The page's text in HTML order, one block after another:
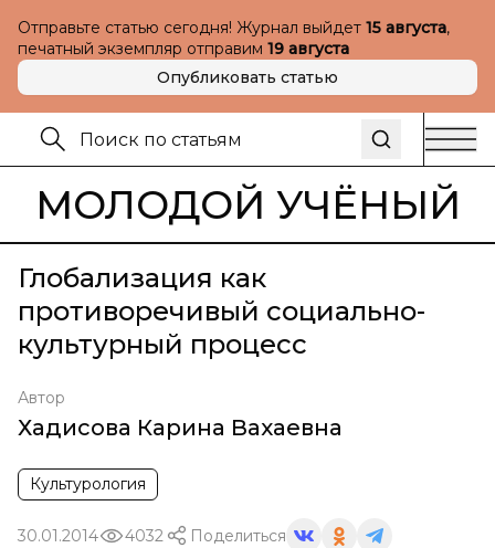
Отправьте статью сегодня! Журнал выйдет 15 августа,
печатный экземпляр отправим 19 августа
Опубликовать статью
МОЛОДОЙ УЧЁНЫЙ
Глобализация как
противоречивый социально-
культурный процесс
Автор
Хадисова Карина Вахаевна
Культурология
30.01.2014 4032 Поделиться